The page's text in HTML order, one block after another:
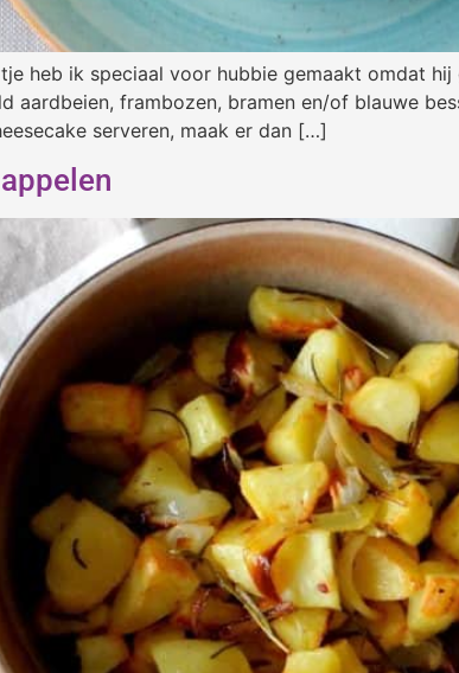
heb ik speciaal voor hubbie gemaakt omdat
frambozen, bramen en/of blauwe
serveren, maak er dan […]